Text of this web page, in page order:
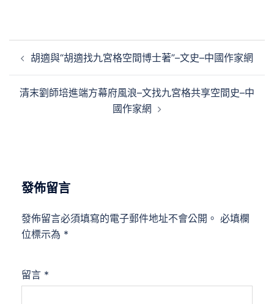
章
覽
胡適與“胡適找九宮格空間博士著”–文史–中國作家網
清末劉師培進端方幕府風浪–文找九宮格共享空間史–中
國作家網
發佈留言
發佈留言必須填寫的電子郵件地址不會公開。 必填欄
位標示為 *
留言 *